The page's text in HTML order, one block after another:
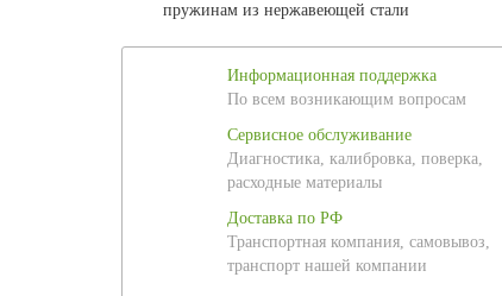
пружинам из нержавеющей стали
Информационная поддержка
По всем возникающим вопросам
Сервисное обслуживание
Диагностика, калибровка, поверка,
расходные материалы
Доставка по РФ
Транспортная компания, самовывоз,
транспорт нашей компании